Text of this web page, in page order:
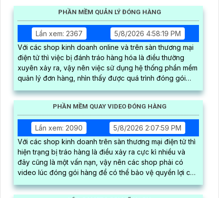
PHẦN MỀM QUẢN LÝ ĐÓNG HÀNG
Lần xem: 2367
5/8/2026 4:58:19 PM
Với các shop kinh doanh online và trên sàn thương mại
điện tử thì việc bị đánh tráo hàng hóa là điều thường
xuyên xảy ra, vậy nên việc sử dụng hệ thống phần mềm
quản lý đơn hàng, nhìn thấy được quá trình đóng gói
được ghi lại một cách dễ dàng
PHẦN MỀM QUAY VIDEO ĐÓNG HÀNG
Lần xem: 2090
5/8/2026 2:07:59 PM
Với các shop kinh doanh trên sàn thương mại điện tử thì
hiện trạng bị tráo hàng là điều xảy ra cực kì nhiều và
đây cũng là một vấn nạn, vậy nên các shop phải có
video lúc đóng gói hàng để có thể bảo vệ quyền lợi cho
video nhanh gọn nhất